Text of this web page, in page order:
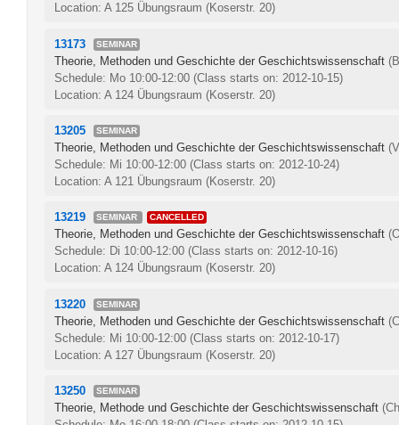
Location: A 125 Übungsraum (Koserstr. 20)
13173 SEMINAR
Theorie, Methoden und Geschichte der Geschichtswissenschaft
Schedule: Mo 10:00-12:00 (Class starts on: 2012-10-15)
Location: A 124 Übungsraum (Koserstr. 20)
13205 SEMINAR
Theorie, Methoden und Geschichte der Geschichtswissenschaft
Schedule: Mi 10:00-12:00 (Class starts on: 2012-10-24)
Location: A 121 Übungsraum (Koserstr. 20)
13219 SEMINAR CANCELLED
Theorie, Methoden und Geschichte der Geschichtswissenschaft
Schedule: Di 10:00-12:00 (Class starts on: 2012-10-16)
Location: A 124 Übungsraum (Koserstr. 20)
13220 SEMINAR
Theorie, Methoden und Geschichte der Geschichtswissenschaft
Schedule: Mi 10:00-12:00 (Class starts on: 2012-10-17)
Location: A 127 Übungsraum (Koserstr. 20)
13250 SEMINAR
Theorie, Methode und Geschichte der Geschichtswissenschaft